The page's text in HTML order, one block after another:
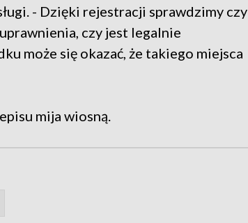
- Dzięki rejestracji sprawdzimy czy
czy jest legalnie
może się okazać, że takiego miejsca
mija wiosną.